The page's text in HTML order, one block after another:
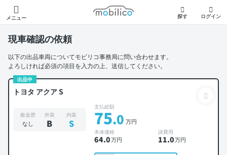
メニュー
モビリコ
探す ログイン
現車確認の依頼
以下の出品車両についてモビリコ事務局に問い合わせます。
よろしければ必須の項目を入力の上、送信してください。
出品中
トヨタ アクア S
板金歴
なし
外装
B
内装
S
支払総額
75.0 万円
本体価格
64.0万円
諸費用
11.0万円